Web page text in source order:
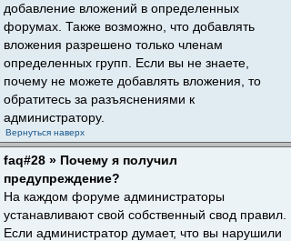
добавление вложений в определенных
форумах. Также возможно, что добавлять
вложения разрешено только членам
определенных групп. Если вы не знаете,
почему не можете добавлять вложения, то
обратитесь за разъяснениями к
администратору.
Вернуться наверх
faq#28 » Почему я получил
предупреждение?
На каждом форуме администраторы
устанавливают свой собственный свод правил.
Если администратор думает, что вы нарушили